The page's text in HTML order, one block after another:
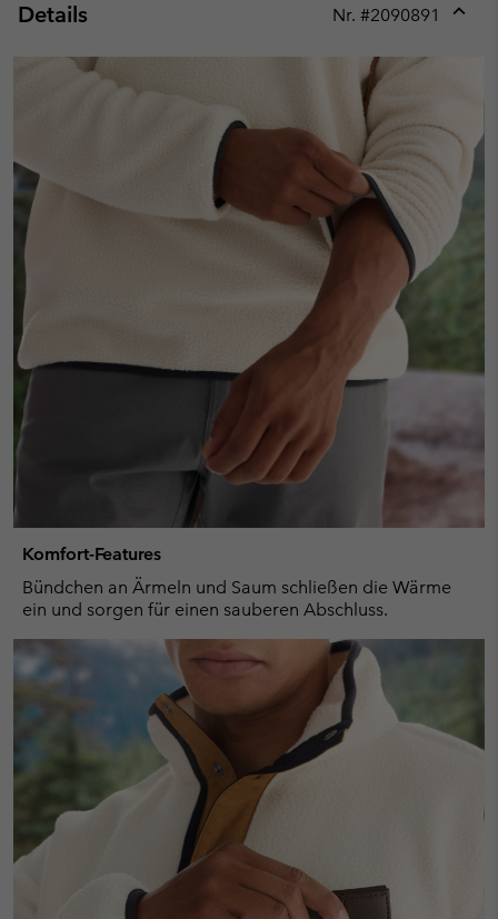
Details Nr. #2090891
Komfort-Features
Bündchen an Ärmeln und Saum schließen die Wärme
ein und sorgen für einen sauberen Abschluss.